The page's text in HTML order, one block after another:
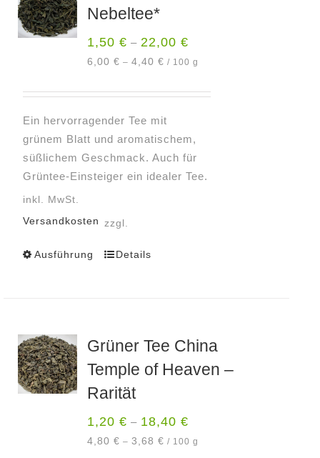
Die
können
auf
gewählt
werden
Nebeltee*
1,50€ – 22,00€
6,00€ –4,40€ / 100 g
Ein hervorragender Tee mit
grünem Blatt und aromatischem,
süßlichem Geschmack. Auch für
Grüntee-Einsteiger ein idealer Tee.
inkl. MwSt.
zzgl.
Versandkosten
Ausführung
Dieses
auf.
Die
Optionen
auf
der
Details
Grüner Tee China
Temple of Heaven –
Rarität
1,20€ – 18,40€
4,80€ –3,68€ / 100 g